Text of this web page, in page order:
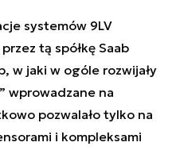
systemów 9LV
tą spółkę Saab
w jaki w ogóle rozwijały
wprowadzane na
pozwalało tylko na
i kompleksami